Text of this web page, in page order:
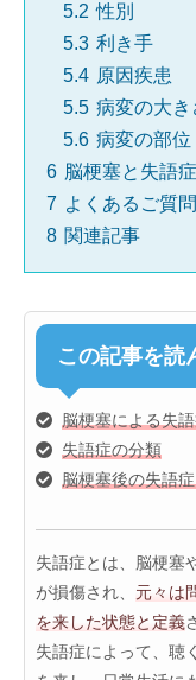
5.2 性別
5.3 利き手
5.4 原因疾患
5.5 病変の大き
5.6 病変の部位
6 脳梗塞と失語
7 よくあるご質問
8 関連記事
この記事を読
脳梗塞による失
失語症の分類
脳梗塞後の失語
失語症とは、脳梗塞
が損傷され、 元々は
を来した状態と定義
失語症によって、聴